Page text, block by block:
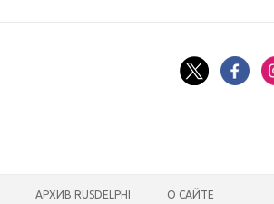
АРХИВ RUSDELPHI О САЙТЕ